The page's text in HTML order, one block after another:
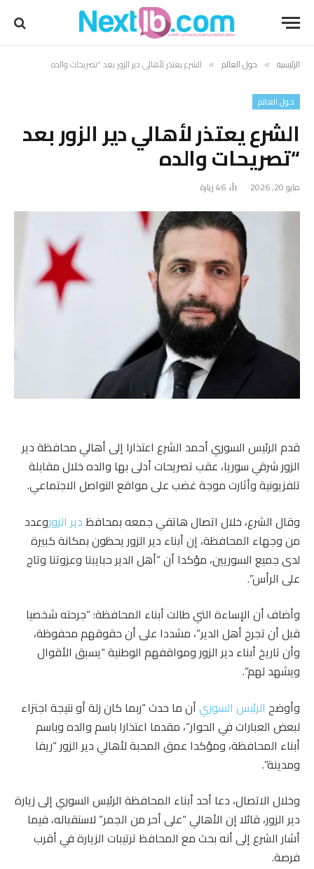
الرئيسية » حول العالم » الشرع يعتذر لأهالي دير الزور بعد “تصريحات والده
حول العالم
الشرع يعتذر لأهالي دير الزور بعد
“تصريحات والده
مايو 20, 2026 46زيارة
قدم الرئيس السوري أحمد الشرع اعتذارا إلى أهالي محافظة دير
الزور شرقي سوريا، عقب تصريحات أدلى بها والده خلال مقابلة
تلفزيونية وأثارت موجة غضب على مواقع التواصل الاجتماعي.
وقال الشرع، خلال اتصال هاتفي جمعه بمحافظدير الزوروعدد
من وجهاء المحافظة، إن أبناء دير الزور يحظون بمكانة كبيرة
لدى جميع السوريين، مؤكدا أن “أهل الدير حبايبنا وعزوتنا وتاج
على الرأس”.
وأضاف أن الإساءة التي طالت أبناء المحافظة: “جرحته شخصيا
قبل أن تجرح أهل الدير”، مشددا على أن حقوقهم محفوظة،
وأن تاريخ أبناء دير الزور ومواقفهم الوطنية “يسبق الأقوال
ويشهد لهم”.
وأوضح الرئيس السوريأن ما حدث “ربما كان زلة أو نتيجة اجتزاء
لبعض العبارات في الحوار”، مقدما اعتذارا باسم والده وباسم
أبناء المحافظة، ومؤكدا عمق المحبة لأهالي دير الزور “ريفا
ومدينة”.
وخلال الاتصال، دعا أحد أبناء المحافظة الرئيس السوري إلى زيارة
دير الزور، قائلا إن الأهالي “على أحر من الجمر” لاستقباله، فيما
أشار الشرع إلى أنه بحث مع المحافظ ترتيبات الزيارة في أقرب
فرصة.